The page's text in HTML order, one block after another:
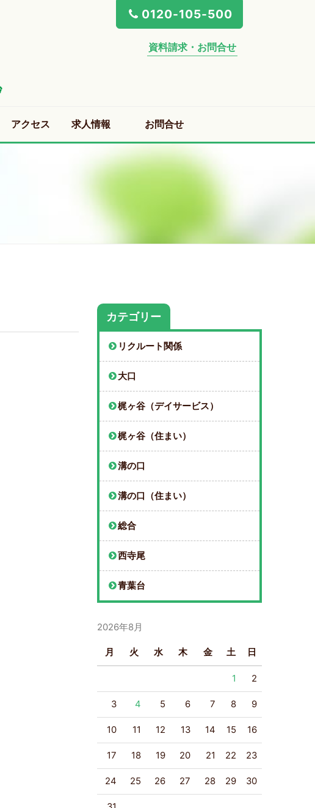
0120-105-500
資料請求・お問合せ
アクセス 求人情報 お問合せ
カテゴリー
リクルート関係
大口
梶ヶ谷（デイサービス）
梶ヶ谷（住まい）
溝の口
溝の口（住まい）
総合
西寺尾
青葉台
2026年8月
月 火 水 木 金 土 日
1 2
3 4 5 6 7 8 9
10 11 12 13 14 15 16
17 18 19 20 21 22 23
24 25 26 27 28 29 30